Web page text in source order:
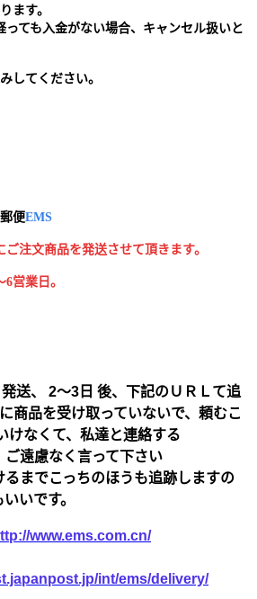
ます。
っても入金がない場合、キャンセル扱いと
してください。
便EMS
注文商品を発送させて頂きます。
営業日。
送、 2～3日 後、下記のＵＲＬて追
商品を受け取っていないで、頼むこ
なくて、私達と連絡する
ご遠慮なく言って下さい
までこっちのほうも追跡しますの
いです。
www.ems.com.cn/
int/ems/delivery/